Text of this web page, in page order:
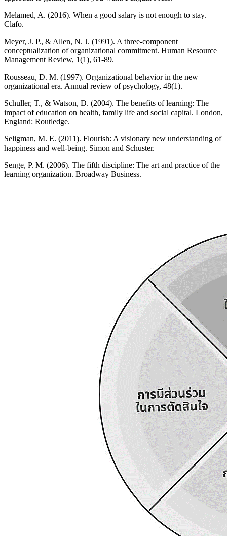
Melamed, A. (2016). When a good salary is not enough to stay.
Clafo.
Meyer, J. P., & Allen, N. J. (1991). A three-component
conceptualization of organizational commitment. Human Resource
Management Review, 1(1), 61-89.
Rousseau, D. M. (1997). Organizational behavior in the new
organizational era. Annual review of psychology, 48(1).
Schuller, T., & Watson, D. (2004). The benefits of learning: The
impact of education on health, family life and social capital. London,
England: Routledge.
Seligman, M. E. (2011). Flourish: A visionary new understanding of
happiness and well-being. Simon and Schuster.
Senge, P. M. (2006). The fifth discipline: The art and practice of the
learning organization. Broadway Business.